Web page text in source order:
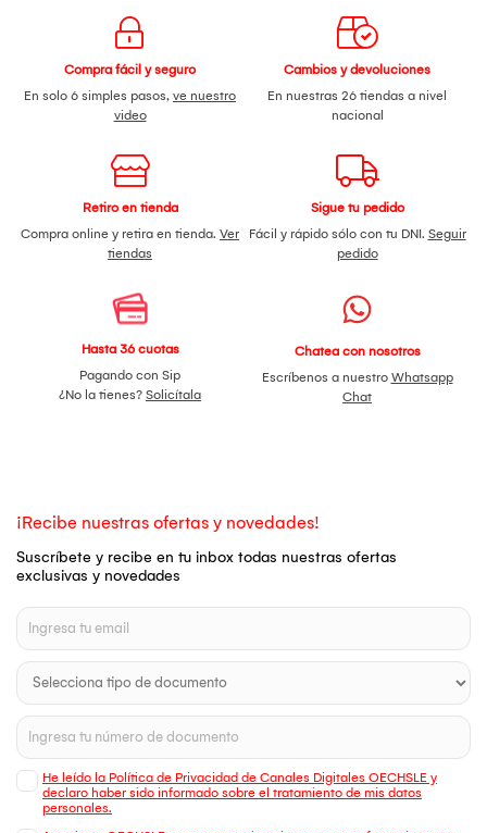
Compra fácil y seguro
En solo 6 simples pasos, ve nuestro
video
Cambios y devoluciones
En nuestras 26 tiendas a nivel
nacional
Retiro en tienda
Compra online y retira en tienda. Ver
tiendas
Sigue tu pedido
Fácil y rápido sólo con tu DNI. Seguir
pedido
Hasta 36 cuotas
Pagando con Sip
¿No la tienes? Solicítala
Chatea con nosotros
Escríbenos a nuestro Whatsapp
Chat
¡Recibe nuestras ofertas y novedades!
Suscríbete y recibe en tu inbox todas nuestras ofertas
exclusivas y novedades
He leído la Política de Privacidad de Canales Digitales OECHSLE y
declaro haber sido informado sobre el tratamiento de mis datos
personales.